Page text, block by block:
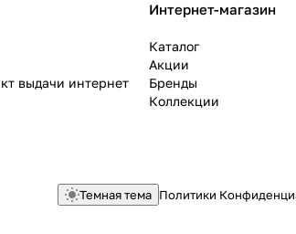
выдачи интернет
Интернет-магазин
Каталог
Акции
Бренды
Коллекции
Темная тема Политики